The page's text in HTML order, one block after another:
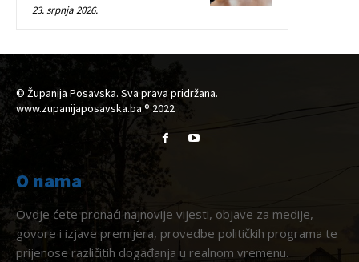
23. srpnja 2026.
© Županija Posavska. Sva prava pridržana.
www.zupanijaposavska.ba ® 2022
O nama
Ovdje ćete pronaći najnovije vijesti, objave za medije,
govore i izjave premijera, provedbe političkih programa te
prijenose različitih događanja u realnom vremenu.